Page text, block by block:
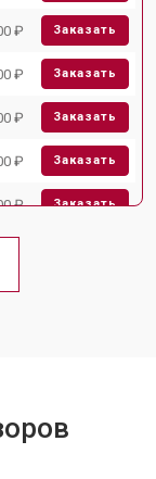
₽ Заказать
₽ Заказать
₽ Заказать
₽ Заказать
₽ Заказать
₽
₽ Заказать